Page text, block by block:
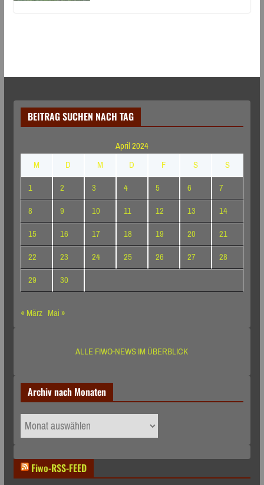
BEITRAG SUCHEN NACH TAG
April 2024
M
D M D F S
S
1
2 3 4 5 6
7
8
9 10 11 12 13
14
15
16 17 18 19 20
21
22
23 24 25 26 27
28
29
30
« März Mai »
ALLE FIWO-NEWS IM ÜBERBLICK
Archiv nach Monaten
Archiv
nach
Fiwo-RSS-FEED